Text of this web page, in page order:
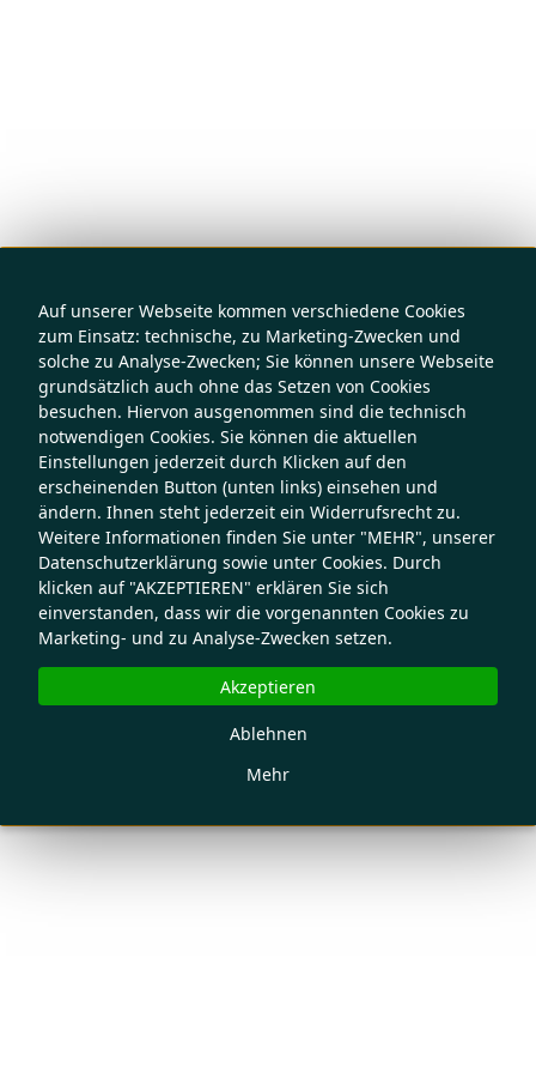
Auf unserer Webseite kommen verschiedene Cookies
zum Einsatz: technische, zu Marketing-Zwecken und
solche zu Analyse-Zwecken; Sie können unsere Webseite
grundsätzlich auch ohne das Setzen von Cookies
besuchen. Hiervon ausgenommen sind die technisch
notwendigen Cookies. Sie können die aktuellen
Einstellungen jederzeit durch Klicken auf den
erscheinenden Button (unten links) einsehen und
ändern. Ihnen steht jederzeit ein Widerrufsrecht zu.
Weitere Informationen finden Sie unter "MEHR", unserer
Datenschutzerklärung sowie unter Cookies. Durch
klicken auf "AKZEPTIEREN" erklären Sie sich
einverstanden, dass wir die vorgenannten Cookies zu
Marketing- und zu Analyse-Zwecken setzen.
Mehr
Ablehnen
Akzeptieren